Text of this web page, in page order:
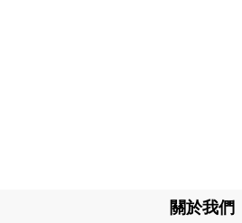
關於我們